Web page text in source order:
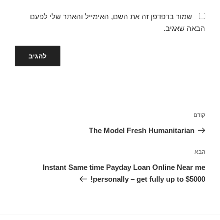
שמור בדפדפן זה את השם, האימייל והאתר שלי לפעם
הבאה שאגיב.
הפוסט
הקודם
קודם
The Model Fresh Humanitarian
הפוסט
הבא
הבא
Instant Same time Payday Loan Online Near me
personally – get fully up to $5000!